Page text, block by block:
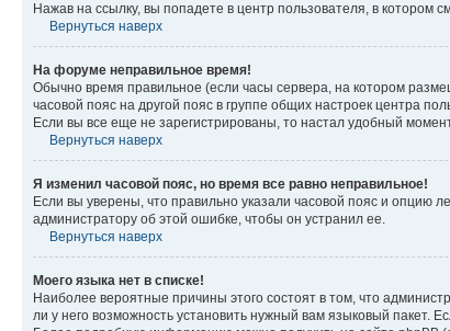
Нажав на ссылку, вы попадете в центр пользователя, в котором
Вернуться наверх
На форуме неправильное время!
Обычно время правильное (если часы сервера, на котором
часовой пояс на другой пояс в группе общих настроек центра
Если вы все еще не зарегистрированы, то настал удобный
Вернуться наверх
Я изменил часовой пояс, но время все равно неправильное!
Если вы уверены, что правильно указали часовой пояс и опцию
администратору об этой ошибке, чтобы он устранил ее.
Вернуться наверх
Моего языка нет в списке!
Наиболее вероятные причины этого состоят в том, что
ли у него возможность установить нужный вам языковый пакет.